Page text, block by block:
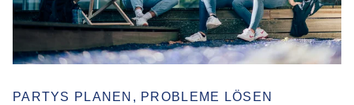
PARTYS PLANEN, PROBLEME LÖSEN